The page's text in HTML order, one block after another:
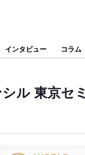
インタビュー コラム
ル 東京セミ